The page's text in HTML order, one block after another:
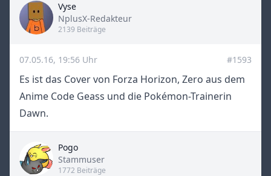
Vyse
Title
NplusX-Redakteur
2139 Beiträge
07.05.16, 19:56 Uhr #1593
Es ist das Cover von Forza Horizon, Zero aus dem
Anime Code Geass und die Pokémon-Trainerin
Dawn.
Pogo
Title
Stammuser
1772 Beiträge